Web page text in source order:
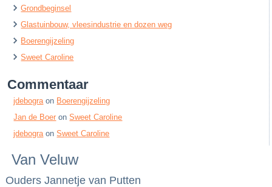
Grondbeginsel
Glastuinbouw, vleesindustrie en dozen weg
Boerengijzeling
Sweet Caroline
Commentaar
jdebograon Boerengijzeling
Jan de Boer onSweet Caroline
jdebograonSweet Caroline
Van Veluw
Ouders Jannetje van Putten